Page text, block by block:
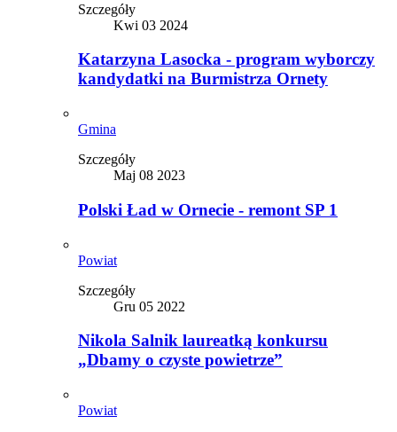
Szczegóły
Kwi 03 2024
Katarzyna Lasocka - program wyborczy
kandydatki na Burmistrza Ornety
Gmina
Szczegóły
Maj 08 2023
Polski Ład w Ornecie - remont SP 1
Powiat
Szczegóły
Gru 05 2022
Nikola Salnik laureatką konkursu
„Dbamy o czyste powietrze”
Powiat